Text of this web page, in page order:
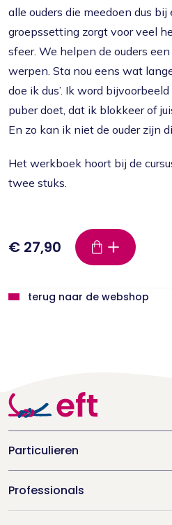
alle ouders die meedoen dus bij
groepssetting zorgt voor veel
sfeer. We helpen de ouders
werpen. Sta nou eens wat
doe ik dus’. Ik word
puber doet, dat ik blokkeer of
En zo kan ik niet de ouder zijn
Het werkboek hoort bij de
twee stuks.
€ 27,90
terug naar de webshop
Particulieren
Vind jouw therapeut
Videoportal
Professionals